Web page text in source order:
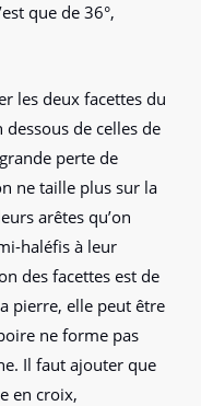
que de 36°,
les deux facettes du
de celles de
perte de
ne taille plus sur la
arêtes qu’on
haléfis à leur
des facettes est de
pierre, elle peut être
ne forme pas
Il faut ajouter que
en croix,